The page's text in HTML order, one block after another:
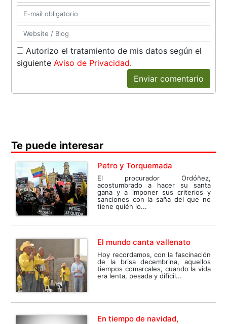
Autorizo el tratamiento de mis datos según el
siguienteAviso de Privacidad.
Enviar comentario
Te puede interesar
Petro y Torquemada
El procurador Ordóñez,
acostumbrado a hacer su santa
gana y a imponer sus criterios y
sanciones con la saña del que no
tiene quién lo...
El mundo canta vallenato
Hoy recordamos, con la fascinación
de la brisa decembrina, aquellos
tiempos comarcales, cuando la vida
era lenta, pesada y difícil...
En tiempo de navidad,